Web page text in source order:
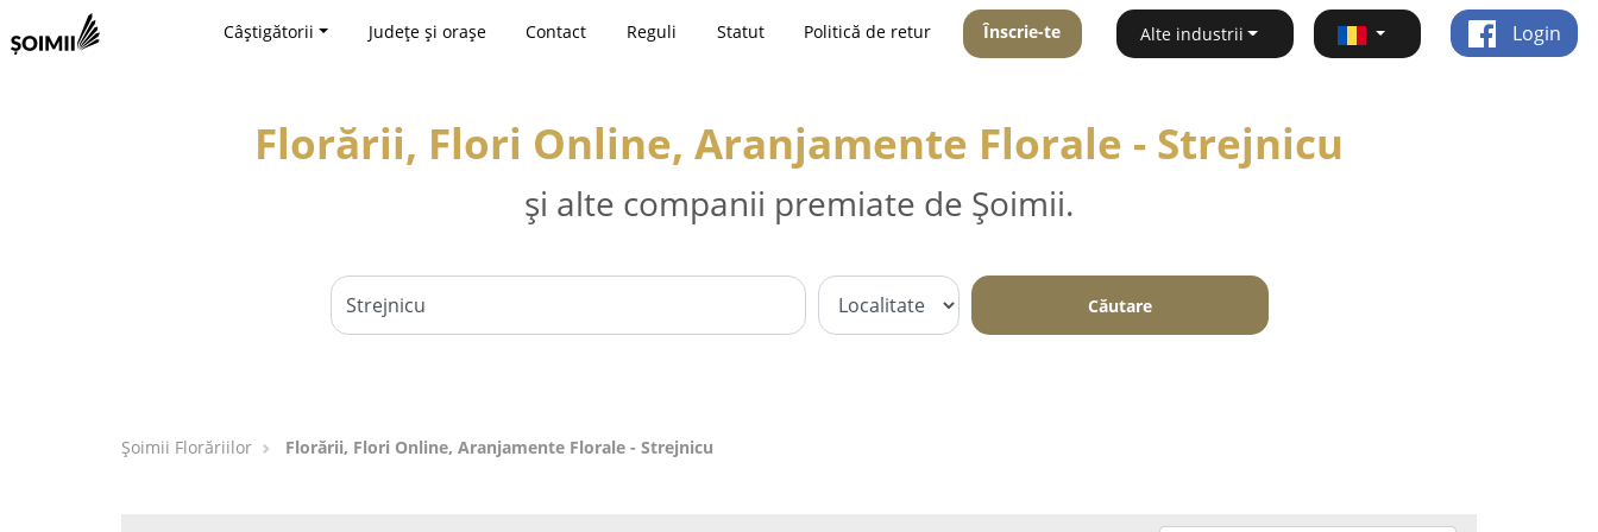
Câștigătorii Județe și orașe Contact Reguli Statut Politică de retur Înscrie-te Alte industrii Login
Florării, Flori Online, Aranjamente Florale - Strejnicu
și alte companii premiate de Șoimii.
Căutare
Șoimii Florăriilor Florării, Flori Online, Aranjamente Florale - Strejnicu